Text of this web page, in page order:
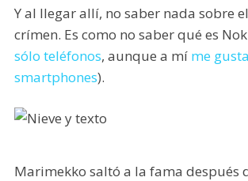
Y al llegar allí, no saber nada sobre
crímen. Es como no saber qué es
sólo teléfonos, aunque a mí me
smartphones).
Marimekko saltó a la fama después